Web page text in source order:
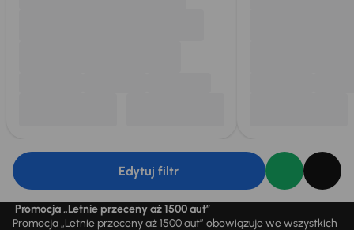
Edytuj filtr
Promocja „Letnie przeceny aż 1500 aut”
Promocja „Letnie przeceny aż 1500 aut” obowiązuje we wszystkich